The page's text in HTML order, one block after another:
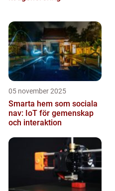
05 november 2025
Smarta hem som sociala
nav: IoT för gemenskap
och interaktion